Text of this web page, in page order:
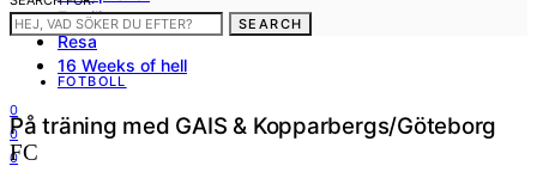
Familj
Resa
16 Weeks of hell
0
0
0
SEARCH
FOTBOLL
På träning med GAIS & Kopparbergs/Göteborg
FC